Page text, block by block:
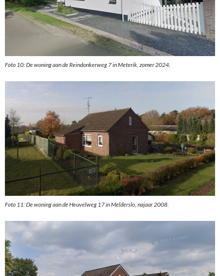
Foto 10: De woning aan de Reindonkerweg 7 in Meterik, zomer 2024.
Foto 11: De woning aan de Heuvelweg 17 in Melderslo, najaar 2008.